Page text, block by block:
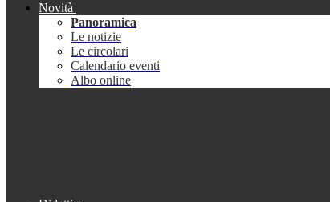
Novità
Panoramica
Le notizie
Le circolari
Calendario eventi
Albo online